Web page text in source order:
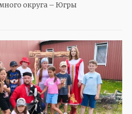
округа – Югры